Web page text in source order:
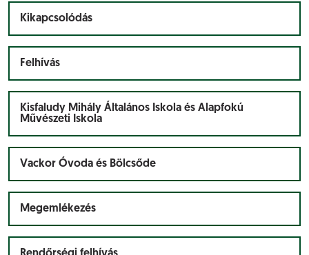
Kikapcsolódás
Felhívás
Kisfaludy Mihály Általános Iskola és Alapfokú
Művészeti Iskola
Vackor Óvoda és Bölcsőde
Megemlékezés